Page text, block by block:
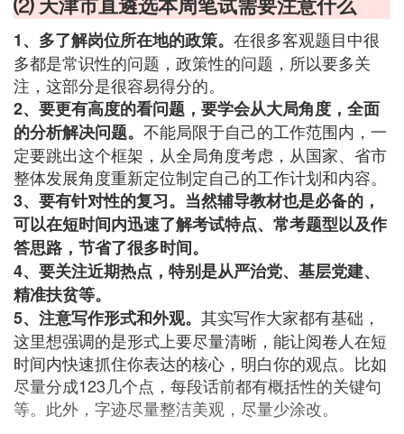
1、多了解岗位所在地的政策。 在很多客观题目中很
多都是常识性的问题，政策性的问题，所以要多关
注，这部分是很容易得分的。
2、要更有高度的看问题，要学会从大局角度，全面
的分析解决问题。 不能局限于自己的工作范围内，一
定要跳出这个框架，从全局角度考虑，从国家、省市
整体发展角度重新定位制定自己的工作计划和内容。
3、要有针对性的复习。当然辅导教材也是必备的，
可以在短时间内迅速了解考试特点、常考题型以及作
答思路，节省了很多时间。
4、要关注近期热点，特别是从严治党、基层党建、
精准扶贫等。
5、注意写作形式和外观。 其实写作大家都有基础，
这里想强调的是形式上要尽量清晰，能让阅卷人在短
时间内快速抓住你表达的核心，明白你的观点。比如
尽量分成123几个点，每段话前都有概括性的关键句
等。此外，字迹尽量整洁美观，尽量少涂改。